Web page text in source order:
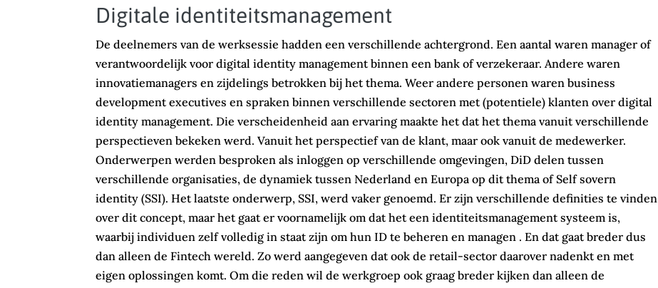
Digitale identiteitsmanagement
De deelnemers van de werksessie hadden een verschillende achtergrond. Een aantal waren manager of
verantwoordelijk voor digital identity management binnen een bank of verzekeraar. Andere waren
innovatiemanagers en zijdelings betrokken bij het thema. Weer andere personen waren business
development executives en spraken binnen verschillende sectoren met (potentiele) klanten over digital
identity management. Die verscheidenheid aan ervaring maakte het dat het thema vanuit verschillende
perspectieven bekeken werd. Vanuit het perspectief van de klant, maar ook vanuit de medewerker.
Onderwerpen werden besproken als inloggen op verschillende omgevingen, DiD delen tussen
verschillende organisaties, de dynamiek tussen Nederland en Europa op dit thema of Self sovern
identity (SSI). Het laatste onderwerp, SSI, werd vaker genoemd. Er zijn verschillende definities te vinden
over dit concept, maar het gaat er voornamelijk om dat het een identiteitsmanagement systeem is,
waarbij individuen zelf volledig in staat zijn om hun ID te beheren en managen . En dat gaat breder dus
dan alleen de Fintech wereld. Zo werd aangegeven dat ook de retail-sector daarover nadenkt en met
eigen oplossingen komt. Om die reden wil de werkgroep ook graag breder kijken dan alleen de